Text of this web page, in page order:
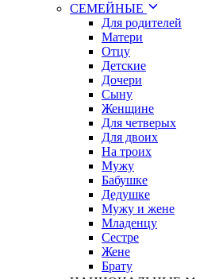
СЕМЕЙНЫЕ
Для родителей
Матери
Отцу
Детские
Дочери
Сыну
Женщине
Для четверых
Для двоих
На троих
Мужу
Бабушке
Дедушке
Мужу и жене
Младенцу
Сестре
Жене
Брату